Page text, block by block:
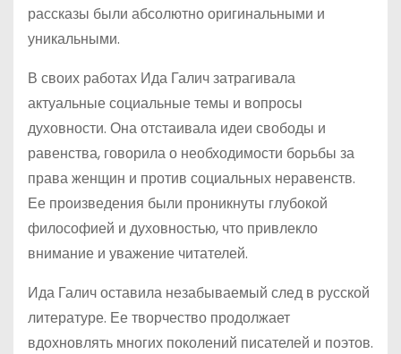
рассказы были абсолютно оригинальными и
уникальными.
В своих работах Ида Галич затрагивала
актуальные социальные темы и вопросы
духовности. Она отстаивала идеи свободы и
равенства, говорила о необходимости борьбы за
права женщин и против социальных неравенств.
Ее произведения были проникнуты глубокой
философией и духовностью, что привлекло
внимание и уважение читателей.
Ида Галич оставила незабываемый след в русской
литературе. Ее творчество продолжает
вдохновлять многих поколений писателей и поэтов.